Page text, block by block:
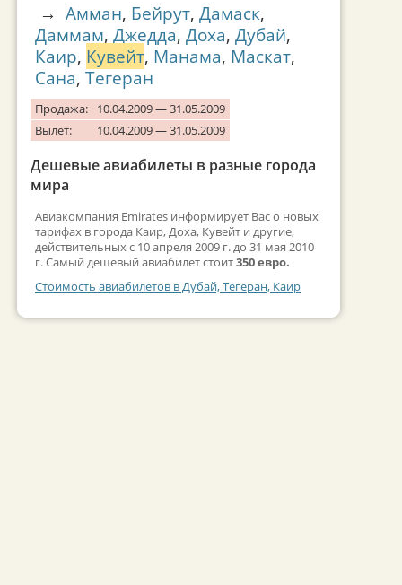
→ Амман, Бейрут, Дамаск,
Даммам, Джедда, Доха, Дубай,
Каир, Кувейт, Манама, Маскат,
Сана, Тегеран
Продажа:
10.04.2009 — 31.05.2009
Вылет:
10.04.2009 — 31.05.2009
Дешевые авиабилеты в разные города
мира
Авиакомпания Emirates информирует Вас о новых
тарифах в города Каир, Доха, Кувейт и другие,
действительных с 10 апреля 2009 г. до 31 мая 2010
г. Самый дешевый авиабилет стоит350 евро.
Стоимость авиабилетов в Дубай, Тегеран, Каир